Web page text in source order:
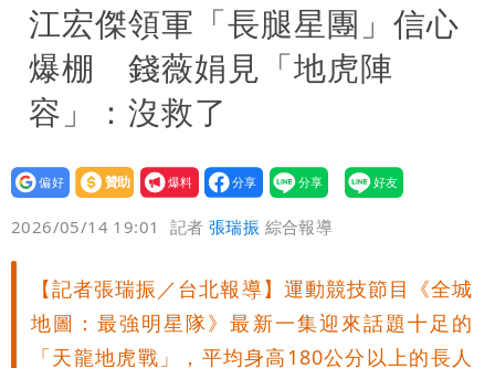
江宏傑領軍「長腿星團」信心
爆棚 錢薇娟見「地虎陣
容」：沒救了
設為
贊助
我要
爆料
2026/05/14 19:01 記者張瑞振 綜合報導
【記者張瑞振／台北報導】運動競技節目《全城
地圖：最強明星隊》最新一集迎來話題十足的
「天龍地虎戰」，平均身高180公分以上的長人